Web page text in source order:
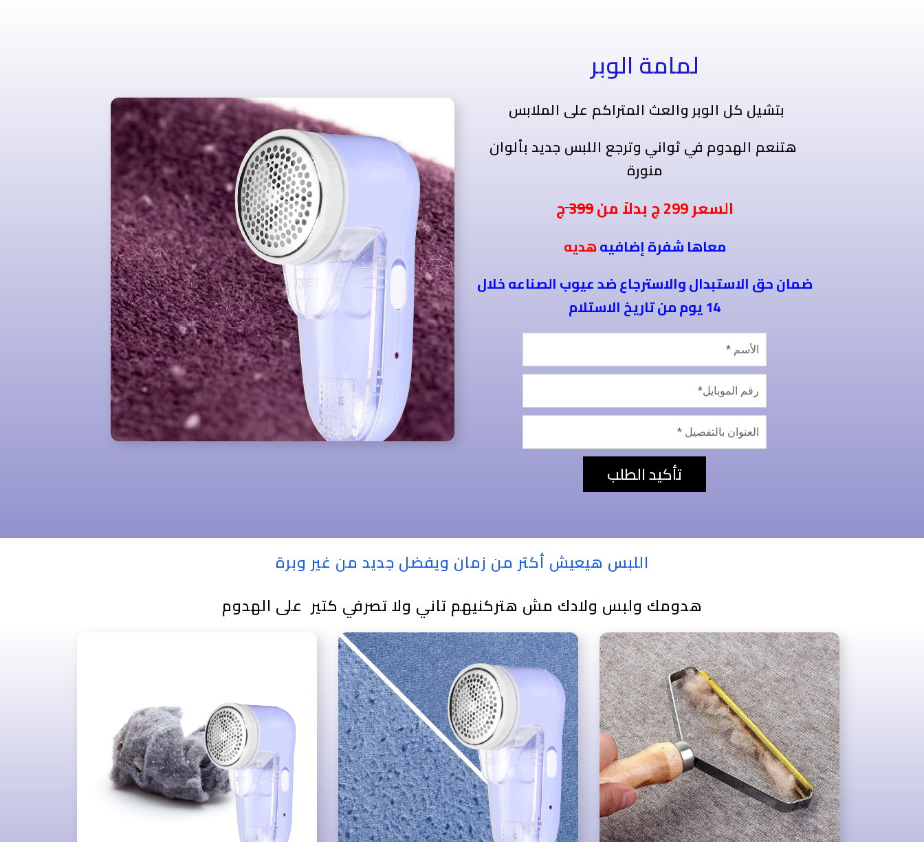
لمامة الوبر
بتشيل كل الوبر والعث المتراكم على الملابس
هتنعم الهدوم في ثواني وترجع اللبس جديد بألوان
منورة
السعر 299 ج بدلاً من399
معاها شفرة إضافيههديه
ضمان حق الاستبدال والاسترجاع ضد عيوب الصناعه خلال
14 يوم من تاريخ الاستلام
تأكيد الطلب
اللبس هيعيش أكتر من زمان ويفضل جديد من غير وبرة
هدومك ولبس ولادك مش هتركنيهم تاني ولا تصرفي كتير على الهدوم